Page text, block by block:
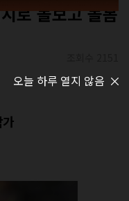
로 돌보고 돌봄
오늘 하루 열지 않음